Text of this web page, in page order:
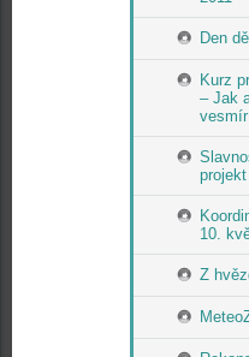
Den
Kurz
– Jak
vesmír
10.
Z